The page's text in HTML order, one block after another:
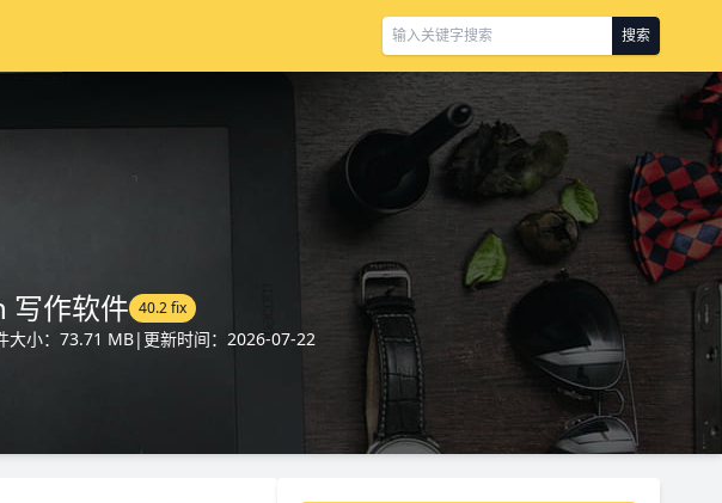
搜索
写作软件 40.2 fix
大小：73.71 MB| 更新时间：2026-07-22